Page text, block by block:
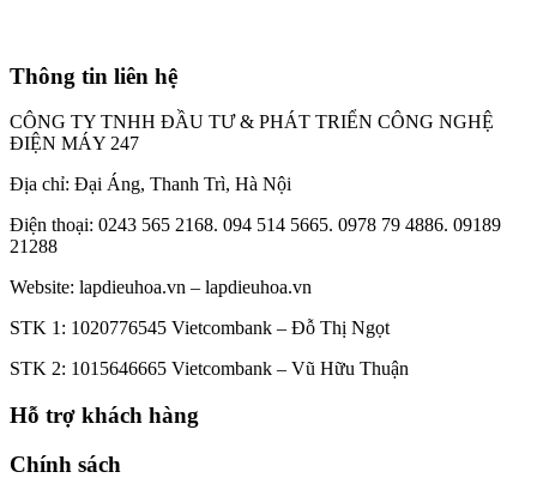
Thông tin liên hệ
CÔNG TY TNHH ĐẦU TƯ & PHÁT TRIỂN CÔNG NGHỆ
ĐIỆN MÁY 247
Địa chỉ: Đại Áng, Thanh Trì, Hà Nội
Điện thoại: 0243 565 2168. 094 514 5665. 0978 79 4886. 09189
21288
Website: lapdieuhoa.vn – lapdieuhoa.vn
STK 1: 1020776545 Vietcombank – Đỗ Thị Ngọt
STK 2: 1015646665 Vietcombank – Vũ Hữu Thuận
Hỗ trợ khách hàng
Chính sách